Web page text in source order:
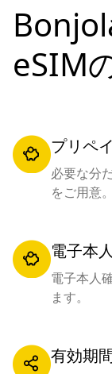
eSIM
プリペ
必要な分
をご用意。
電子本
電子本人
ます。
有効期